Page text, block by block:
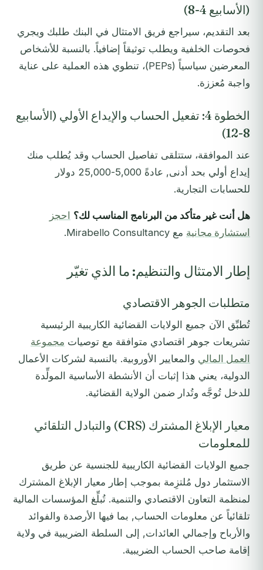
(الأسابيع 4-8)
بعد التقديم، سيراجع فريق الامتثال في البنك طلبك ويجري
فحوصات الخلفية ويطلب توثيقاً إضافياً. بالنسبة للأشخاص
المعرضين سياسياً (PEPs)، تنطوي هذه العملية على عناية
واجبة مُعززة.
الخطوة 4: تفعيل الحساب والإيداع الأولي (الأسابيع
8-12)
عند الموافقة، ستتلقى تفاصيل الحساب وقد يُطلب منك
إيداع أولي بحد أدنى, عادةً 5,000-25,000 دولار
للحسابات التجارية.
هل أنت غير متأكد من البرنامج المناسب لك؟ احجز
استشارة مجانية مع Mirabello Consultancy.
إطار الامتثال والتنظيم: ما الذي تغيّر
متطلبات الجوهر الاقتصادي
تُطبِّق الآن جميع الولايات القضائية الكاريبية الرئيسية
تشريعات جوهر اقتصادي متوافقة مع توصيات مجموعة
العمل المالي والمعايير الأوروبية. بالنسبة لشركات الأعمال
الدولية، يعني هذا إثبات أن الأنشطة الأساسية المولِّدة
للدخل تُوجَّه وتُدار ضمن الولاية القضائية.
معيار الإبلاغ المشترك (CRS) والتبادل التلقائي
للمعلومات
جميع الولايات القضائية الكاريبية للجنسية عن طريق
الاستثمار دول مُلتزِمة بموجب إطار معيار الإبلاغ المشترك
لمنظمة التعاون الاقتصادي والتنمية. تُبلِّغ المؤسسات المالية
تلقائياً عن معلومات الحساب, بما فيها الأرصدة والفوائد
والأرباح وإجمالي العائدات, إلى السلطة الضريبية في ولاية
إقامة صاحب الحساب الضريبية.